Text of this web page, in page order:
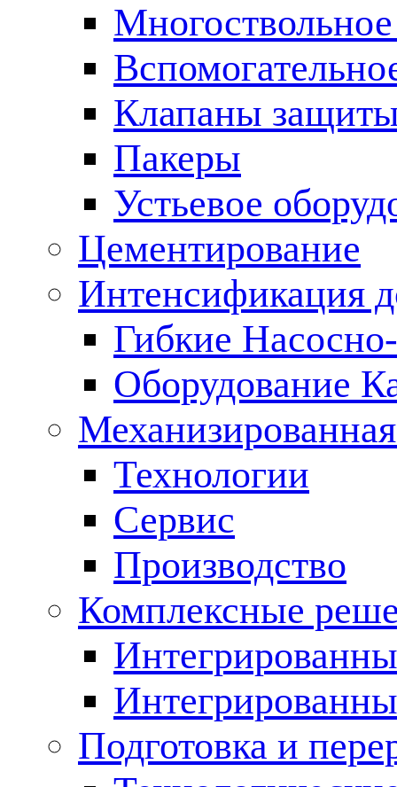
Клапаны
Пакеры
Устьевое
Цементирование
Интенсификация
Гибкие
Оборудование
Технологии
Сервис
Производство
Комплексные
Подготовка и